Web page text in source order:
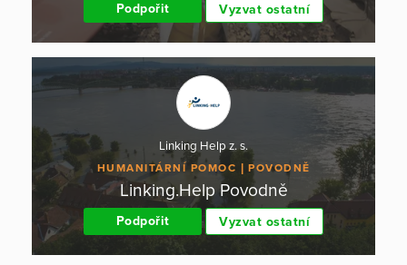
Podpořit Vyzvat ostatní
Linking Help z. s.
HUMANITÁRNÍ POMOC POVODNĚ
Linking.Help Povodně
Podpořit Vyzvat ostatní